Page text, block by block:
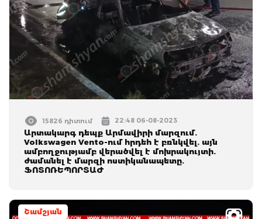
15826 դիտում 22:48 06-08-2023
Արտակարգ դեպք Արմավիրի մարզում.
Volkswagen Vento-ում հրդեհ է բռնկվել. այն
ամբողջությամբ վերածվել է մոխրակույտի.
ժամանել է մարզի ոստիկանապետը.
ՖՈՏՈՌԵՊՈՐՏԱԺ
Շամշյան